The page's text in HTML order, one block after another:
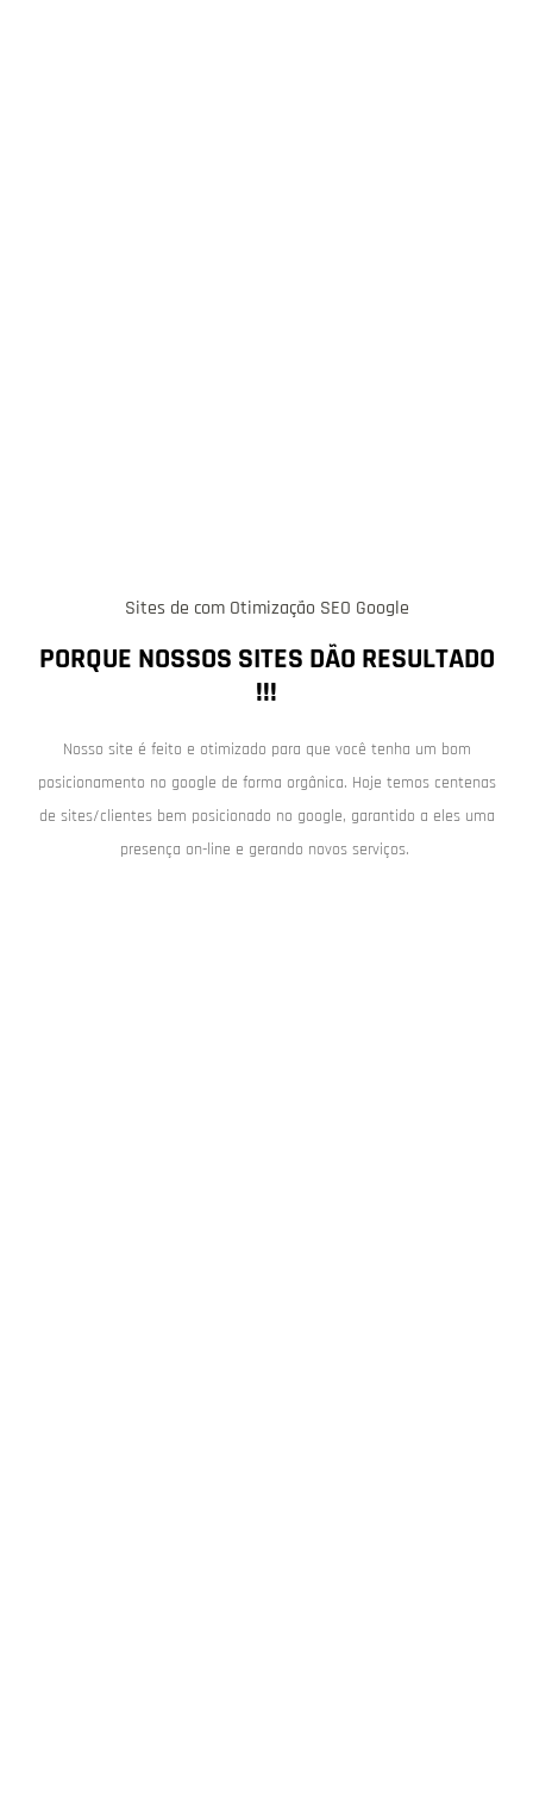
Sites de com Otimização SEO Google
PORQUE NOSSOS SITES DÃO RESULTADO
!!!
Nosso site é feito e otimizado para que você tenha um bom
posicionamento no google de forma orgânica. Hoje temos centenas
de sites/clientes bem posicionado no google, garantido a eles uma
presença on-line e gerando novos serviços.